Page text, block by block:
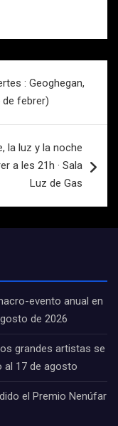
: Geoghegan,
de febrer)
la luz y la noche
a les 21h · Sala
Luz de Gas
evento anual en
de 2026
grandes artistas se
al 17 de agosto
el Premio Nenúfar